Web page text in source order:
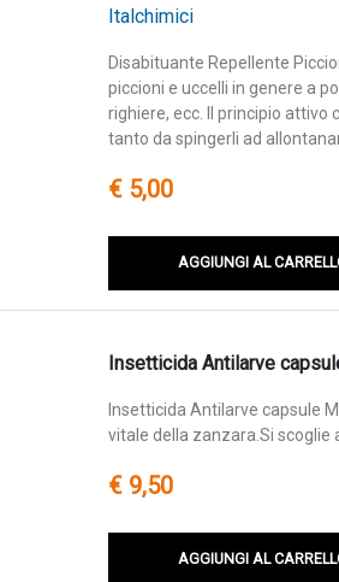
Italchimici
Disabituante Repellente
piccioni e uccelli in genere a
righiere, ecc. Il principio attivo
tanto da spingerli ad
€ 5,00
AGGIUNGI AL
Insetticida Antilarve
Insetticida Antilarve capsule
vitale della zanzara.Si scoglie
€ 9,50
AGGIUNGI AL